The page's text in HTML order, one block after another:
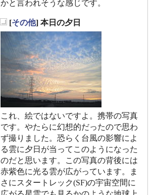
かと言われそうな感じです。
[その他] 本日の夕日
これ、絵ではないですよ。携帯の写真
です。やたらに幻想的だったので思わ
ず撮りました。恐らく台風の影響によ
る雲に夕日が当ってこのようになった
のだと思います。この写真の背後には
赤紫色に光る雲が広がっています。ま
さにスタートレック(SF)の宇宙空間に